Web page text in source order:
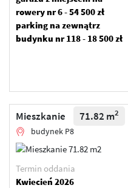
rowery nr 6 - 54 500 zł
parking na zewnątrz
budynku nr 118 - 18 500 zł
Mieszkanie 71.82 m2
budynek P8
Termin oddania
Kwiecień 2026